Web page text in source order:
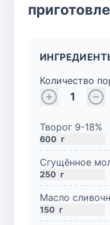
Количество
1
Творог 9-18%
600 г
Сгущённое
250 г
Масло
150 г